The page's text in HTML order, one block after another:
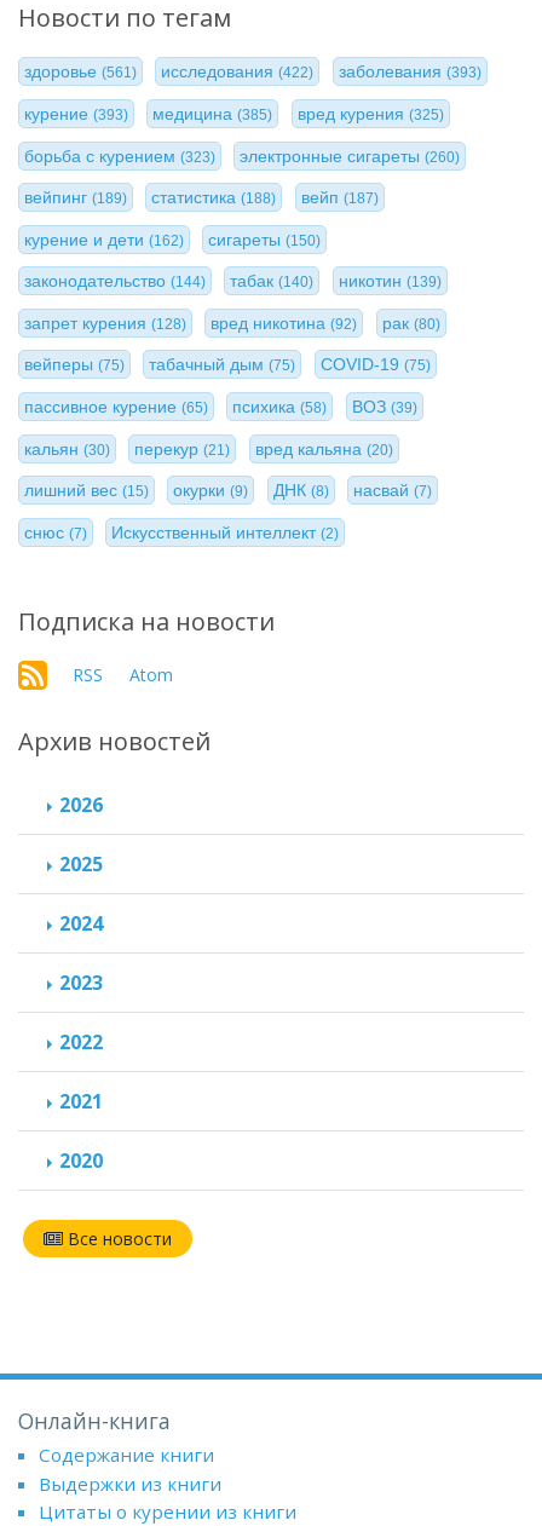
Новости по тегам
здоровье (561) исследования(422) заболевания (393)
курение (393) медицина(385) вред курения (325)
борьба с курением (323) электронные сигареты(260)
вейпинг (189) статистика(188) вейп (187)
курение и дети (162) сигареты(150)
законодательство (144) табак(140) никотин (139)
запрет курения (128) вред никотина(92) рак (80)
вейперы (75) табачный дым(75) COVID-19 (75)
пассивное курение (65) психика(58) ВОЗ (39)
кальян (30) перекур(21) вред кальяна (20)
лишний вес (15) окурки(9) ДНК (8) насвай(7)
снюс (7) Искусственный интеллект(2)
Подписка на новости
RSS Atom
Архив новостей
2026
2025
2024
2023
2022
2021
2020
Все новости
Онлайн-книга
Содержание книги
Выдержки из книги
Цитаты о курении из книги